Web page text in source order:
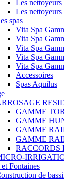
Les
Les nettoyeurs
spas
Vita Spa
Vita Spa
Vita Spa
Vita Spa
Vita Spa
Accessoires
Spas Aquilus
GAMME
GAMME
GAMME
GAMME
RACCORDS
Fontaines
de